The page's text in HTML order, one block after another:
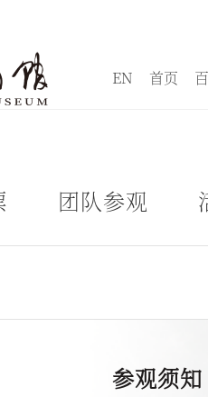
EN 首页
团队参观
参观须知